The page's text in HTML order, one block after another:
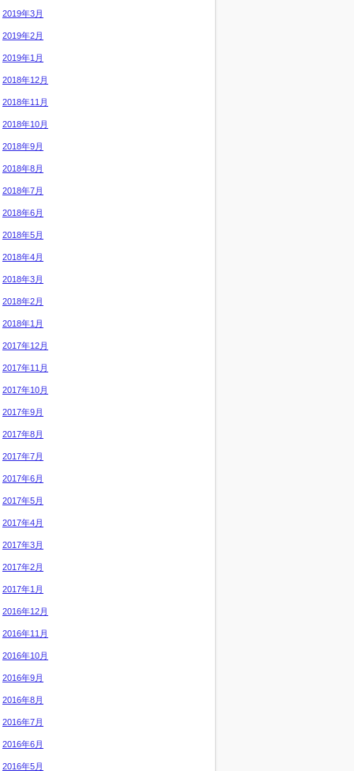
2019年3月
2019年2月
2019年1月
2018年12月
2018年11月
2018年10月
2018年9月
2018年8月
2018年7月
2018年6月
2018年5月
2018年4月
2018年3月
2018年2月
2018年1月
2017年12月
2017年11月
2017年10月
2017年9月
2017年8月
2017年7月
2017年6月
2017年5月
2017年4月
2017年3月
2017年2月
2017年1月
2016年12月
2016年11月
2016年10月
2016年9月
2016年8月
2016年7月
2016年6月
2016年5月